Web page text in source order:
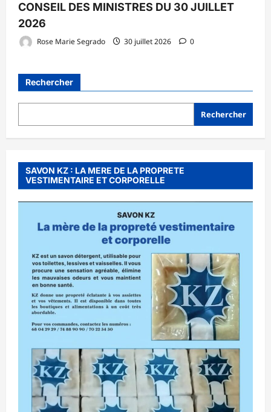
CONSEIL DES MINISTRES DU 30 JUILLET
2026
Rose Marie Segrado 30 juillet 2026 0
Rechercher
Rechercher
SAVON KZ : LA MERE DE LA PROPRETE
VESTIMENTAIRE ET CORPORELLE